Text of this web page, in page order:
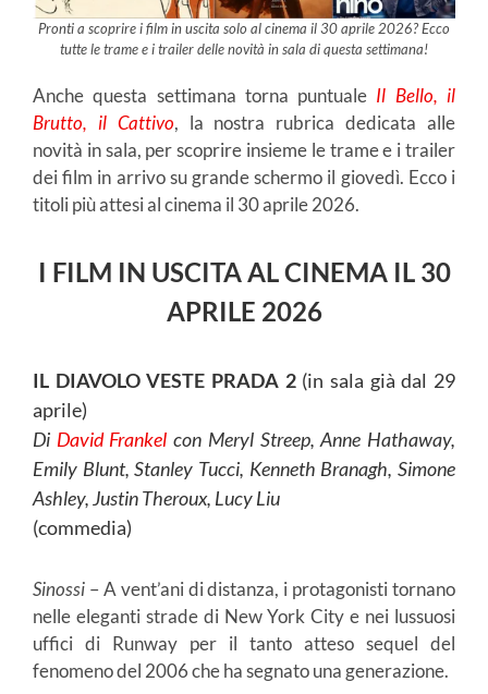
Pronti a scoprire i film in uscita solo al cinema il 30 aprile 2026? Ecco
tutte le trame e i trailer delle novità in sala di questa settimana!
Anche questa settimana torna puntuale Il Bello, il
Brutto, il Cattivo, la nostra rubrica dedicata alle
novità in sala, per scoprire insieme le trame e i trailer
dei film in arrivo su grande schermo il giovedì. Ecco i
titoli più attesi al cinema il 30 aprile 2026.
I FILM IN USCITA AL CINEMA IL 30
APRILE 2026
IL DIAVOLO VESTE PRADA 2 (in sala già dal 29
aprile)
Di David Frankel con Meryl Streep, Anne Hathaway,
Emily Blunt, Stanley Tucci, Kenneth Branagh, Simone
Ashley, Justin Theroux, Lucy Liu
(commedia)
Sinossi – A vent’ani di distanza, i protagonisti tornano
nelle eleganti strade di New York City e nei lussuosi
uffici di Runway per il tanto atteso sequel del
fenomeno del 2006 che ha segnato una generazione.